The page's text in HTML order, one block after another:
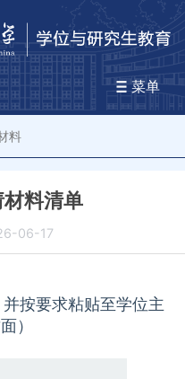
菜单
料
料清单
06-17
按要求粘贴至学位主
）